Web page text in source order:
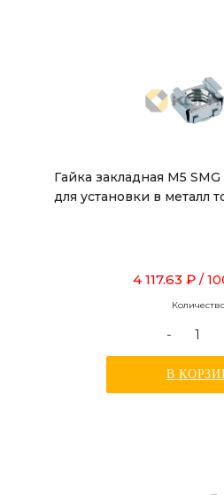
Гайка закладная М5
для установки в металл
4 117.63 ₽ /
-
В